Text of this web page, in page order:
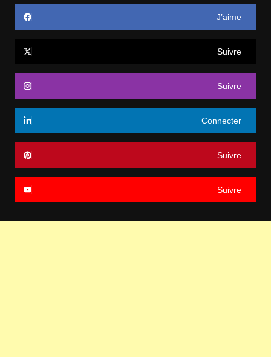
J’aime
Suivre
Suivre
Connecter
Suivre
Suivre